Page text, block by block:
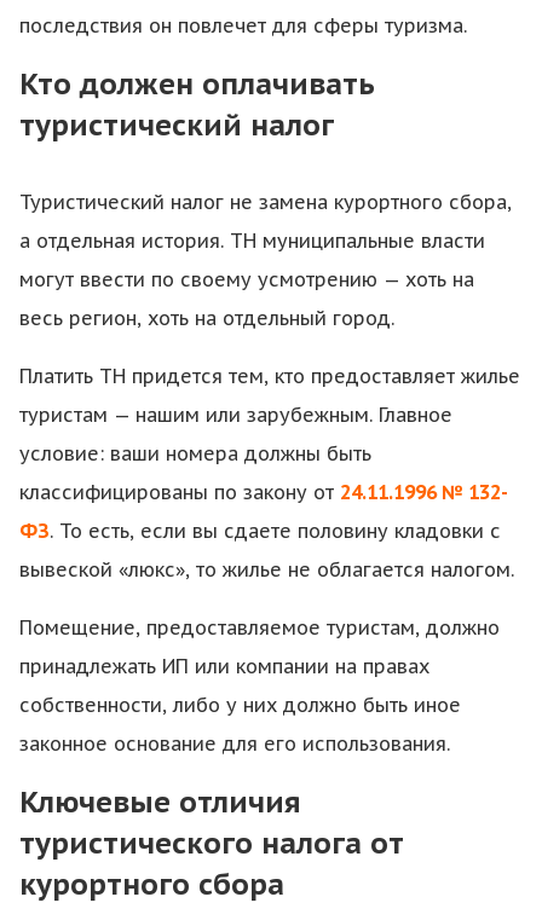
последствия он повлечет для сферы туризма.
Кто должен оплачивать
туристический налог
Туристический налог не замена курортного сбора,
а отдельная история. ТН муниципальные власти
могут ввести по своему усмотрению — хоть на
весь регион, хоть на отдельный город.
Платить ТН придется тем, кто предоставляет жилье
туристам — нашим или зарубежным. Главное
условие: ваши номера должны быть
классифицированы по закону от 24.11.1996 № 132-
ФЗ. То есть, если вы сдаете половину кладовки с
вывеской «люкс», то жилье не облагается налогом.
Помещение, предоставляемое туристам, должно
принадлежать ИП или компании на правах
собственности, либо у них должно быть иное
законное основание для его использования.
Ключевые отличия
туристического налога от
курортного сбора